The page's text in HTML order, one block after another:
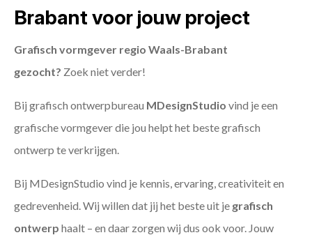
Brabant voor jouw project
Grafisch vormgever regio Waals-Brabant
gezocht? Zoek niet verder!
Bij grafisch ontwerpbureau MDesignStudio vind je een
grafische vormgever die jou helpt het beste grafisch
ontwerp te verkrijgen.
Bij MDesignStudio vind je kennis, ervaring, creativiteit en
gedrevenheid. Wij willen dat jij het beste uit je grafisch
ontwerp haalt – en daar zorgen wij dus ook voor. Jouw